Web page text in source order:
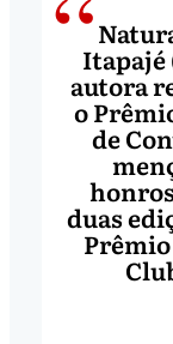
Itapajé
autora
o
de
duas